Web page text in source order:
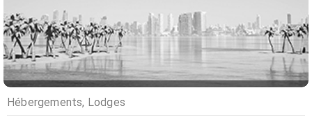
Hébergements, Lodges